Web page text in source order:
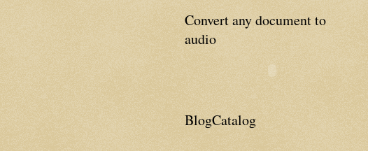
Convert any document to
audio
BlogCatalog